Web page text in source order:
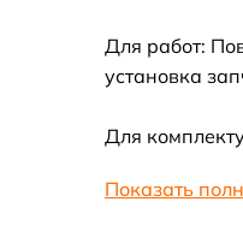
Для работ:
установка
Для
Показать